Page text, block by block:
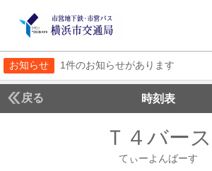
お知らせ 1件のお知らせがあります
戻る 時刻表
Ｔ４バース
てぃーよんばーす